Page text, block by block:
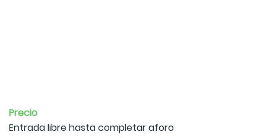
Precio
Entrada libre hasta completar aforo